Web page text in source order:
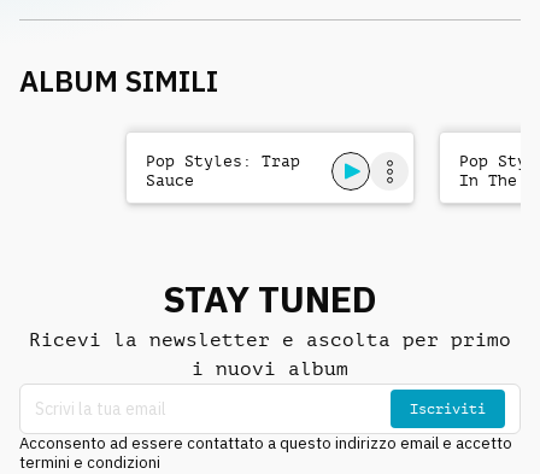
ALBUM SIMILI
Pop Styles: Trap
Sauce
Pop
In The
STAY TUNED
Ricevi la newsletter e ascolta per primo
i nuovi album
Iscriviti
Acconsento ad essere contattato a questo indirizzo email e accetto
termini e condizioni